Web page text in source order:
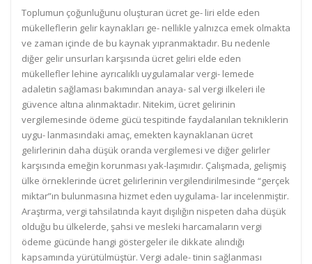
Toplumun çoğunluğunu oluşturan ücret ge- liri elde eden
mükelleflerin gelir kaynakları ge- nellikle yalnızca emek olmakta
ve zaman içinde de bu kaynak yıpranmaktadır. Bu nedenle
diğer gelir unsurları karşısında ücret geliri elde eden
mükellefler lehine ayrıcalıklı uygulamalar vergi- lemede
adaletin sağlaması bakımından anaya- sal vergi ilkeleri ile
güvence altına alınmaktadır. Nitekim, ücret gelirinin
vergilemesinde ödeme gücü tespitinde faydalanılan tekniklerin
uygu- lanmasındaki amaç, emekten kaynaklanan ücret
gelirlerinin daha düşük oranda vergilemesi ve diğer gelirler
karşısında emeğin korunması yak-laşımıdır. Çalışmada, gelişmiş
ülke örneklerinde ücret gelirlerinin vergilendirilmesinde “gerçek
miktar”ın bulunmasına hizmet eden uygulama- lar incelenmiştir.
Araştırma, vergi tahsilatında kayıt dışılığın nispeten daha düşük
olduğu bu ülkelerde, şahsi ve mesleki harcamaların vergi
ödeme gücünde hangi göstergeler ile dikkate alındığı
kapsamında yürütülmüştür. Vergi adale- tinin sağlanması